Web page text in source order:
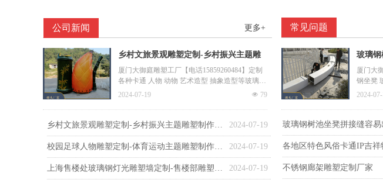
公司新闻 更多+ 常见问题
乡村文旅景观雕塑定制-乡村振兴主题雕
塑制作实况
厦门大御庭雕塑工厂【电话15859260484】定制
各种卡通 人物 动物 艺术造型 抽象造型等玻璃
钢、不锈钢 、铸铜、水泥材质的雕塑工厂 ，欢
넶 79
2024-07-19
玻璃
决方法
厦门大
钢坐凳
坐凳 户
2024-
2024-07-19
乡村文旅景观雕塑定制-乡村振兴主题雕塑制作实况
2024-07-19
校园足球人物雕塑定制-体育运动主题雕塑制作安装
2024-07-19
上海售楼处玻璃钢灯光雕塑墙定制-售楼部雕塑安装实例
玻璃钢树池坐凳拼接缝容
各地区特色风俗卡通IP吉祥
不锈钢廊架雕塑定制厂家